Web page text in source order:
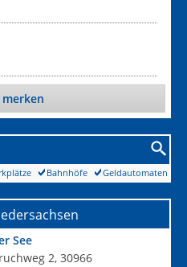
merken
Geldautomaten
Bahnhöfe
See
2, 30966